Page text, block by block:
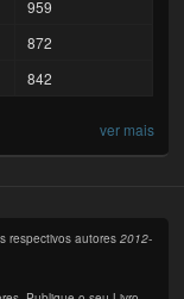
959
872
842
ver mais
respectivos autores2012-